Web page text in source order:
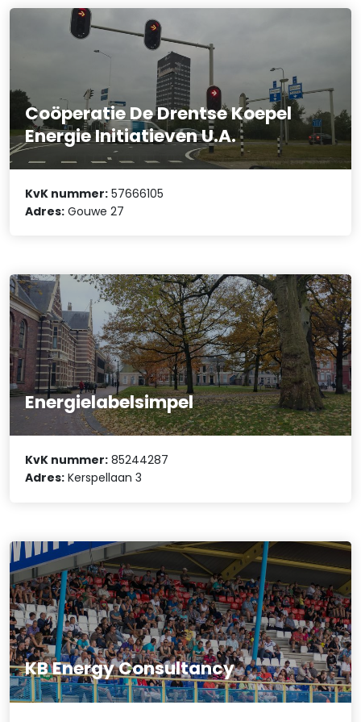
Coöperatie De Drentse Koepel
Energie Initiatieven U.A.
KvK nummer: 57666105
Adres: Gouwe 27
Energielabelsimpel
KvK nummer: 85244287
Adres: Kerspellaan 3
KB Energy Consultancy